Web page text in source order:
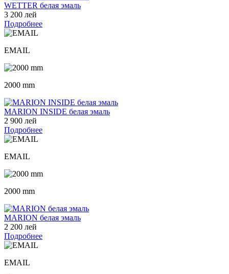
WETTER белая эмаль
3 200 лей
Подробнее
EMAIL
2000 mm
MARION INSIDE белая эмаль
2 900 лей
Подробнее
EMAIL
2000 mm
MARION белая эмаль
2 200 лей
Подробнее
EMAIL